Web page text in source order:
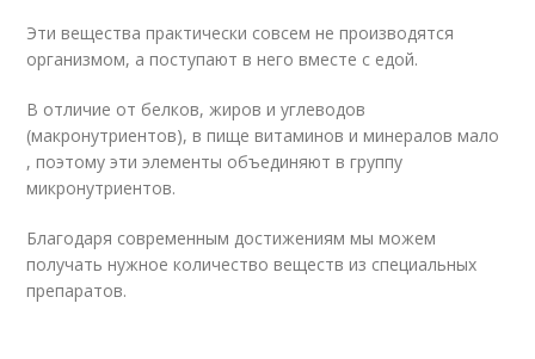
Эти вещества практически совсем не производятся
организмом, а поступают в него вместе с едой.
В отличие от белков, жиров и углеводов
(макронутриентов), в пище витаминов и минералов мало
, поэтому эти элементы объединяют в группу
микронутриентов.
Благодаря современным достижениям мы можем
получать нужное количество веществ из специальных
препаратов.